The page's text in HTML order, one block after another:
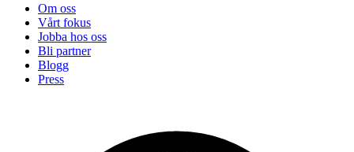
Om oss
Vårt fokus
Jobba hos oss
Bli partner
Blogg
Press